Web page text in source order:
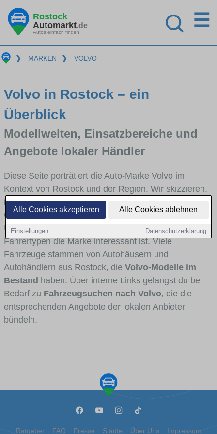
Alle Cookies akzeptieren Alle Cookies ablehnen
Einstellungen Datenschutzerklärung
Rostock
Automarkt.de
Autos einfach finden
☰
❯ MARKEN ❯ VOLVO
Volvo in Rostock – ein
Überblick
Modellwelten, Einsatzbereiche und
Angebote lokaler Händler
Diese Seite porträtiert die Auto-Marke Volvo im
Kontext von Rostock und der Region. Wir skizzieren,
in welchen Fahrzeugklassen Volvo stark vertreten ist,
welche Modellreihen häufig im Stadt- und
Umlandverkehr zu sehen sind und für welche
Fahrertypen die Marke interessant ist. Viele
Fahrzeuge stammen von Autohäusern und
Autohändlern aus Rostock, die Volvo-Modelle im
Bestand haben. Über interne Links gelangst du bei
Bedarf zu Fahrzeugsuchen nach Volvo, die die
entsprechenden Angebote der lokalen Anbieter
bündeln.
Ratgeber FAQ Presse Städte Über Uns Impressum